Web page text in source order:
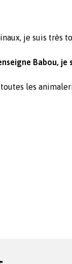
je suis très
Babou, je
les